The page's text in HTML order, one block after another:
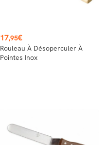
Prix
17,95€
Rouleau À Désoperculer À
Pointes Inox